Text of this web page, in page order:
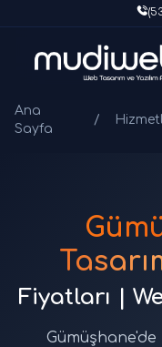
Ana
Sayfa
/
Fiyatları |
Gümüşhane'de